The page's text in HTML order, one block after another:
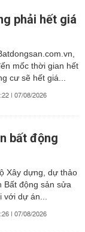
phải hết giá
mốc thời gian hết
cư sẽ hết giá...
| 07/08/2026
bất động
Xây dựng, dự thảo
Bất động sản sửa
dự án...
| 07/08/2026